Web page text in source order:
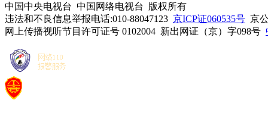
中国中央电视台 中国网络电视台 版权所有
违法和不良信息举报电话:010-88047123 京ICP证060535号 京
网上传播视听节目许可证号 0102004 新出网证（京）字098号